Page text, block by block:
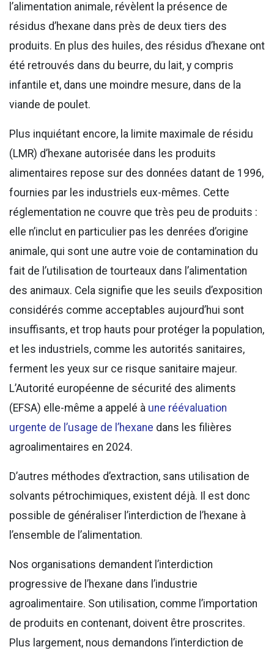
l’alimentation animale, révèlent la présence de
résidus d’hexane dans près de deux tiers des
produits. En plus des huiles, des résidus d’hexane ont
été retrouvés dans du beurre, du lait, y compris
infantile et, dans une moindre mesure, dans de la
viande de poulet.
Plus inquiétant encore, la limite maximale de résidu
(LMR) d’hexane autorisée dans les produits
alimentaires repose sur des données datant de 1996,
fournies par les industriels eux-mêmes. Cette
réglementation ne couvre que très peu de produits :
elle n’inclut en particulier pas les denrées d’origine
animale, qui sont une autre voie de contamination du
fait de l’utilisation de tourteaux dans l’alimentation
des animaux. Cela signifie que les seuils d’exposition
considérés comme acceptables aujourd’hui sont
insuffisants, et trop hauts pour protéger la population,
et les industriels, comme les autorités sanitaires,
ferment les yeux sur ce risque sanitaire majeur.
L’Autorité européenne de sécurité des aliments
(EFSA) elle-même a appelé à une réévaluation
urgente de l’usage de l’hexane dans les filières
agroalimentaires en 2024.
D’autres méthodes d’extraction, sans utilisation de
solvants pétrochimiques, existent déjà. Il est donc
possible de généraliser l’interdiction de l’hexane à
l’ensemble de l’alimentation.
Nos organisations demandent l’interdiction
progressive de l’hexane dans l’industrie
agroalimentaire. Son utilisation, comme l’importation
de produits en contenant, doivent être proscrites.
Plus largement, nous demandons l’interdiction de